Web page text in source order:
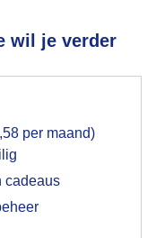
wil je verder
per maand)
cadeaus
vanochtend
en wijzerplaten en
Krommenie
voor het
hebt gegeven,
browser waarin